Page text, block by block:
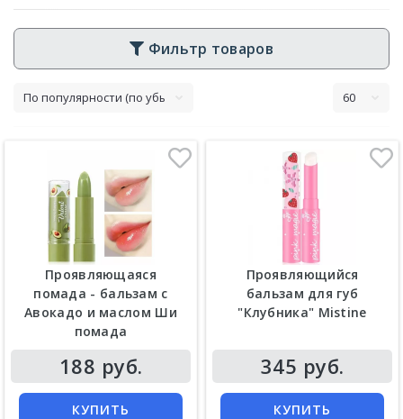
Фильтр товаров
Проявляющаяся
помада - бальзам с
Авокадо и маслом Ши
помада
188 руб.
КУПИТЬ
Проявляющийся
бальзам для губ
"Клубника" Mistine
345 руб.
КУПИТЬ